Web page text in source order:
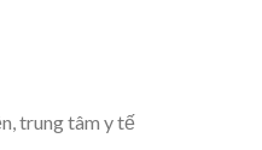
trung tâm y tế